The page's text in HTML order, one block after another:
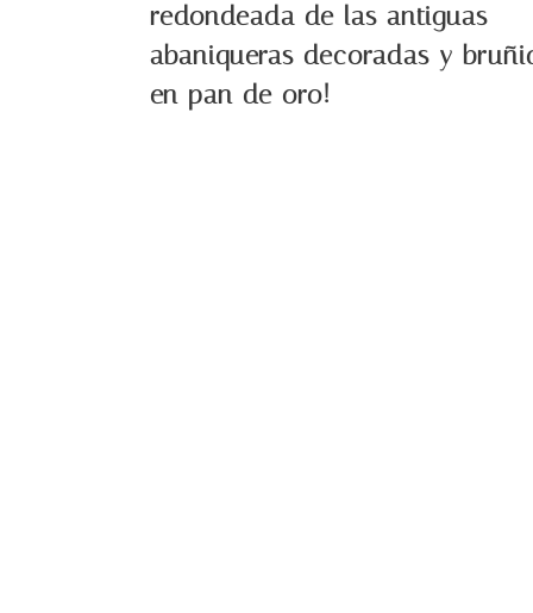
redondeada de las antiguas
abaniqueras decoradas y
en pan de oro!